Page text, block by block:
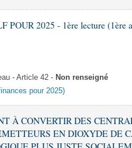
POUR 2025 - 1ère lecture (1ère
- Article 42 - Non renseigné
pour 2025)
À CONVERTIR DES
EN DIOXYDE DE